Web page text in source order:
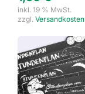
inkl. 19 % MwSt.
zzgl. Versandkosten